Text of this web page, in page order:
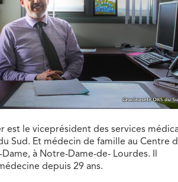
est le viceprésident des services
Sud. Et médecin de famille au Centre
à Notre-Dame-de- Lourdes. Il
depuis 29 ans.